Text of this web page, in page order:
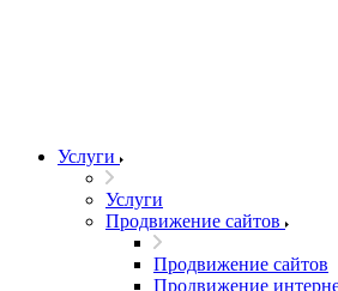
Услуги
Услуги
Продвижение сайтов
Продвижение сайтов
Продвижение